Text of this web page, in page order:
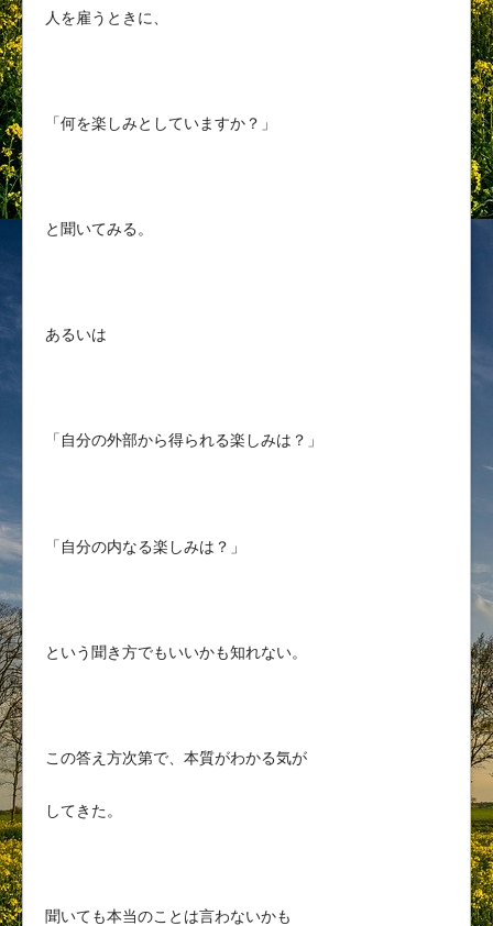
人を雇うときに、
「何を楽しみとしていますか？」
と聞いてみる。
あるいは
「自分の外部から得られる楽しみは？」
「自分の内なる楽しみは？」
という聞き方でもいいかも知れない。
この答え方次第で、本質がわかる気が
してきた。
聞いても本当のことは言わないかも